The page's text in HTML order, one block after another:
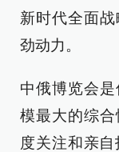
新时代全面
劲动力。
中俄博览会
模最大的综
度关注和亲